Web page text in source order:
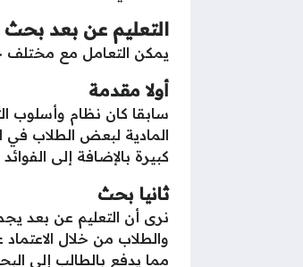
التعليم عن بعد
يمكن التعامل مع مختلف
أولا مقدمة
سابقا كان نظام وأسلوب
المادية لبعض الطلاب في
كبيرة بالإضافة إلى
ثانيا بحث
نرى أن التعليم عن بعد
والطلاب من خلال
مما يدفع بالطالب إلى